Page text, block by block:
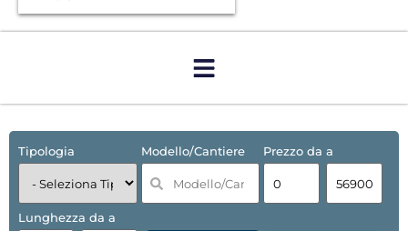
Tipologia Modello/Cantiere Prezzo da a
Lunghezza da a